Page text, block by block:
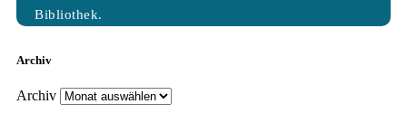
Bibliothek.
Archiv
Archiv